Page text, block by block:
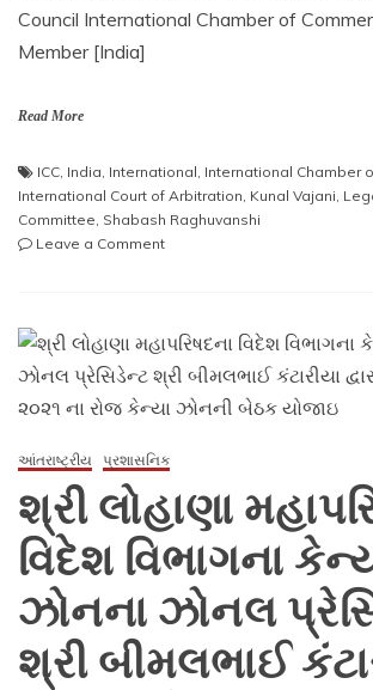
Council International Chamber of
Member [India]
Read More
ICC India International International Chamber
International Court of Arbitration Kunal Vajani
Committee Shabash Raghuvanshi
Leave a Commenton
Chairman
Vajani
re-
by
Chamber
of
Commerce
Court
Member
for
India
આંતરાષ્ટ્રીય પ્રશાસનિક
શ્રી લોહાણા
વિદેશ વિભાગના
ઝોનના ઝોનલ
શ્રી બીમલભાઈ